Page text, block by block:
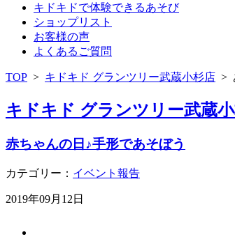
キドキドで体験できるあそび
ショップリスト
お客様の声
よくあるご質問
TOP > キドキド グランツリー武蔵小杉店 >
キドキド グランツリー武蔵
赤ちゃんの日♪手形であそぼう
カテゴリー： イベント報告
2019年09月12日